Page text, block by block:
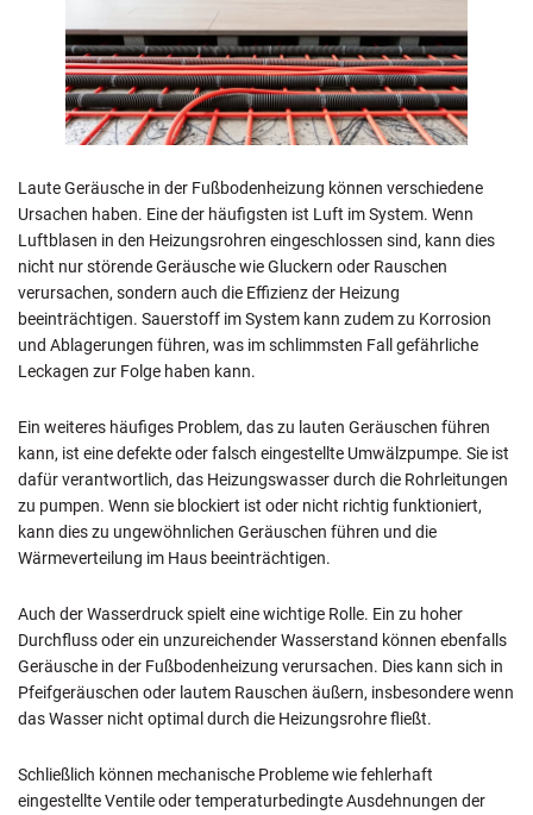
Laute Geräusche in der Fußbodenheizung können verschiedene
Ursachen haben. Eine der häufigsten ist Luft im System. Wenn
Luftblasen in den Heizungsrohren eingeschlossen sind, kann dies
nicht nur störende Geräusche wie Gluckern oder Rauschen
verursachen, sondern auch die Effizienz der Heizung
beeinträchtigen. Sauerstoff im System kann zudem zu Korrosion
und Ablagerungen führen, was im schlimmsten Fall gefährliche
Leckagen zur Folge haben kann.
Ein weiteres häufiges Problem, das zu lauten Geräuschen führen
kann, ist eine defekte oder falsch eingestellte Umwälzpumpe. Sie ist
dafür verantwortlich, das Heizungswasser durch die Rohrleitungen
zu pumpen. Wenn sie blockiert ist oder nicht richtig funktioniert,
kann dies zu ungewöhnlichen Geräuschen führen und die
Wärmeverteilung im Haus beeinträchtigen.
Auch der Wasserdruck spielt eine wichtige Rolle. Ein zu hoher
Durchfluss oder ein unzureichender Wasserstand können ebenfalls
Geräusche in der Fußbodenheizung verursachen. Dies kann sich in
Pfeifgeräuschen oder lautem Rauschen äußern, insbesondere wenn
das Wasser nicht optimal durch die Heizungsrohre fließt.
Schließlich können mechanische Probleme wie fehlerhaft
eingestellte Ventile oder temperaturbedingte Ausdehnungen der